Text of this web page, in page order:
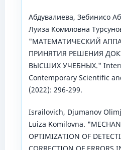
Абдувалиева, Зебинисо
Луиза Комиловна
"МАТЕМАТИЧЕСКИЙ
ПРИНЯТИЯ РЕШЕНИЯ
ВЫСШИХ УЧЕБНЫХ."
Contemporary Scientific
(2022): 296-299.
Israilovich, Djumanov
Luiza Komilovna.
OPTIMIZATION OF